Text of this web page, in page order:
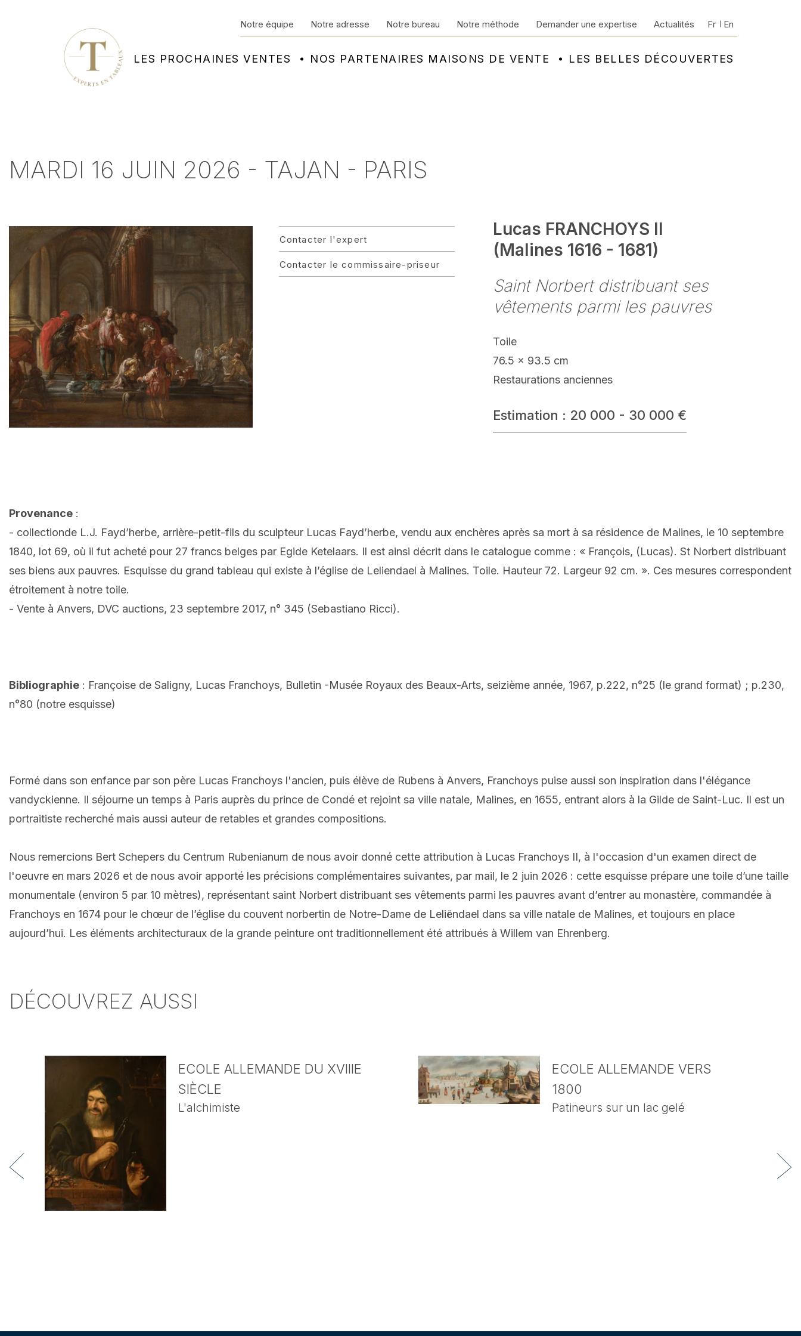
LES PROCHAINES VENTES NOS PARTENAIRES MAISONS DE VENTE LES BELLES DÉCOUVERTES
Notre équipe Notre adresse Notre bureau Notre méthode Demander une expertise Actualités Fr En
MARDI 16 JUIN 2026 - TAJAN - PARIS
Contacter l'expert
Contacter le commissaire-priseur
Lucas FRANCHOYS II
(Malines 1616 - 1681)
Saint Norbert distribuant ses
vêtements parmi les pauvres
Toile
76.5 x 93.5 cm
Restaurations anciennes
Estimation : 20 000 - 30 000 €
Provenance :
- collectionde L.J. Fayd’herbe, arrière-petit-fils du sculpteur Lucas Fayd’herbe, vendu aux enchères après sa mort à sa résidence de Malines, le 10 septembre
1840, lot 69, où il fut acheté pour 27 francs belges par Egide Ketelaars. Il est ainsi décrit dans le catalogue comme : « François, (Lucas). St Norbert distribuant
ses biens aux pauvres. Esquisse du grand tableau qui existe à l’église de Leliendael à Malines. Toile. Hauteur 72. Largeur 92 cm. ». Ces mesures correspondent
étroitement à notre toile.
- Vente à Anvers, DVC auctions, 23 septembre 2017, n° 345 (Sebastiano Ricci).
Bibliographie : Françoise de Saligny, Lucas Franchoys, Bulletin -Musée Royaux des Beaux-Arts, seizième année, 1967, p.222, n°25 (le grand format) ; p.230,
n°80 (notre esquisse)
Formé dans son enfance par son père Lucas Franchoys l'ancien, puis élève de Rubens à Anvers, Franchoys puise aussi son inspiration dans l'élégance
vandyckienne. Il séjourne un temps à Paris auprès du prince de Condé et rejoint sa ville natale, Malines, en 1655, entrant alors à la Gilde de Saint-Luc. Il est un
portraitiste recherché mais aussi auteur de retables et grandes compositions.
Nous remercions Bert Schepers du Centrum Rubenianum de nous avoir donné cette attribution à Lucas Franchoys II, à l'occasion d'un examen direct de
l'oeuvre en mars 2026 et de nous avoir apporté les précisions complémentaires suivantes, par mail, le 2 juin 2026 : cette esquisse prépare une toile d’une taille
monumentale (environ 5 par 10 mètres), représentant saint Norbert distribuant ses vêtements parmi les pauvres avant d’entrer au monastère, commandée à
Franchoys en 1674 pour le chœur de l’église du couvent norbertin de Notre-Dame de Leliëndael dans sa ville natale de Malines, et toujours en place
aujourd’hui. Les éléments architecturaux de la grande peinture ont traditionnellement été attribués à Willem van Ehrenberg.
DÉCOUVREZ AUSSI
ECOLE ALLEMANDE DU XVIIIE
SIÈCLE
L'alchimiste
ECOLE ALLEMANDE VERS
1800
Patineurs sur un lac gelé